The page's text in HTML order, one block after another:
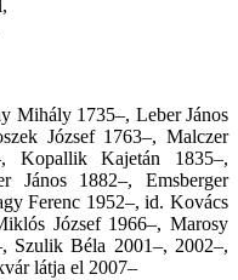
Mihály 1735–, Leber János
József 1763–, Malczer
Kopallik Kajetán 1835–,
János 1882–, Emsberger
Ferenc 1952–, id. Kovács
József 1966–, Marosy
Szulik Béla 2001–, 2002–,
látja el 2007–